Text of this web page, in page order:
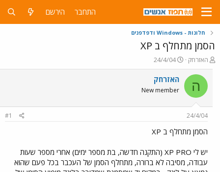
התחבר הירשם
חלונות - Windows ודפדפנים
הסמן מתחלף ב XP
פ
ו
ת
ח
ה
ש
א
האזרחק
פ
ו
ר
ם
ר
24/4/04
ה האזרחק
New member
24/4/04
#1
הסמן מתחלף ב XP
יש לי XP PRO (התקנה חדשה, בת מספר ימים) אחרי מספר שעות
עבודה, מסיבה לא ברורה, מתחלף הסמן של העכבר בכל פעם שהוא